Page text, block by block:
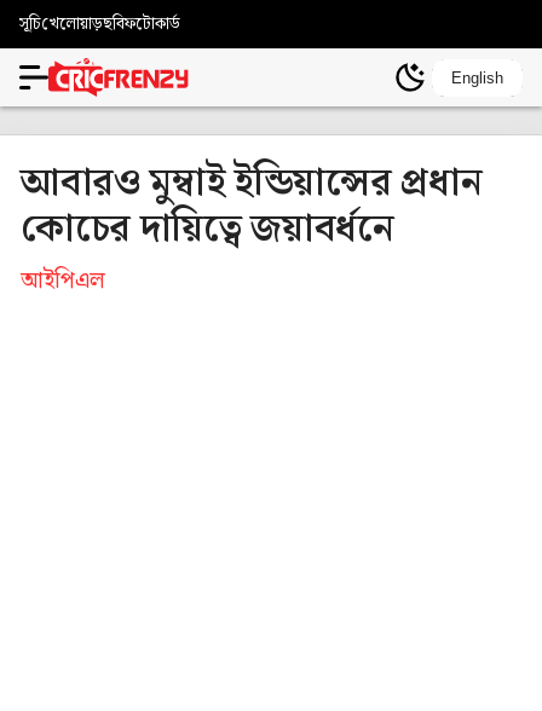
সূচিখেলোয়াড়ছবিফটোকার্ড
English
আবারও মুম্বাই ইন্ডিয়ান্সের প্রধান
কোচের দায়িত্বে জয়াবর্ধনে
আইপিএল